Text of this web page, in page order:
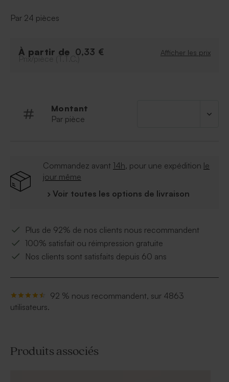
de votre garçon. Vos proches verront que vous n'avez
Par 24 pièces
À partir de 0,33 € Afficher les prix
Prix/pièce (T.T.C.)
Montant
Par pièce
Commandez avant 14h, pour une expédition le
jour même
› Voir toutes les options de livraison
Plus de 92% de nos clients nous recommandent
100% satisfait ou réimpression gratuite
Nos clients sont satisfaits depuis 60 ans
92 % nous recommandent, sur 4863
utilisateurs.
Produits associés